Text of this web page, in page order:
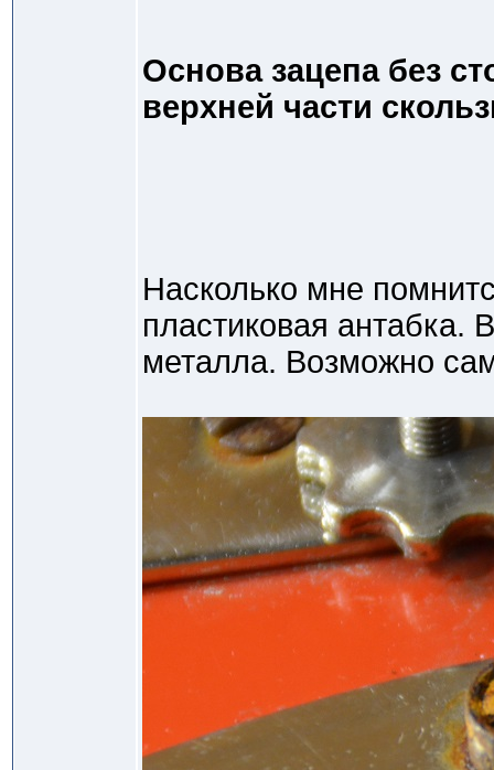
Основа зацепа без
верхней части
Насколько мне
пластиковая антабка.
металла. Возможно